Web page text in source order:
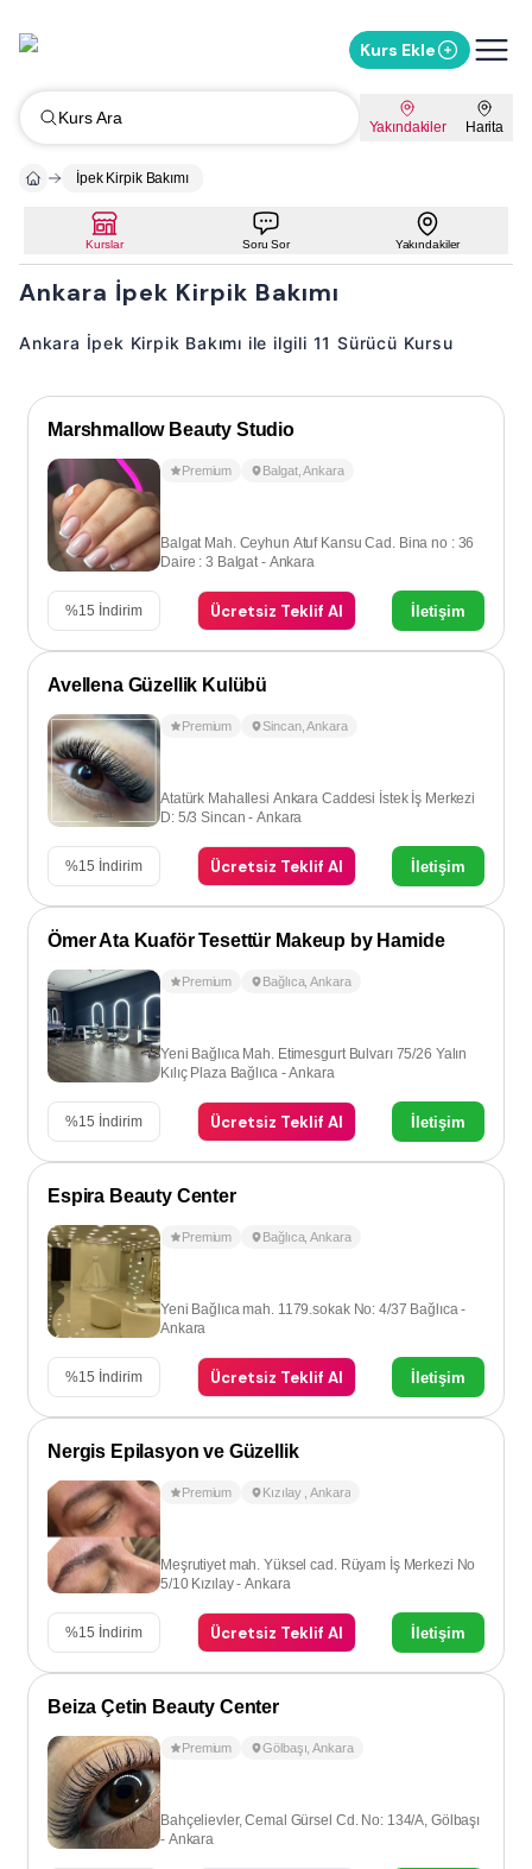
Kurs Ekle
Kurs Ara Yakındakiler Harita
İpek Kirpik Bakımı
Kurslar Soru Sor Yakındakiler
Ankara İpek Kirpik Bakımı
Ankara İpek Kirpik Bakımı ile ilgili 11 Sürücü Kursu
Marshmallow Beauty Studio
Premium Balgat,Ankara
Balgat Mah. Ceyhun Atuf Kansu Cad. Bina no : 36
Daire : 3 Balgat - Ankara
%15 İndirim Ücretsiz Teklif Al İletişim
Avellena Güzellik Kulübü
Premium Sincan,Ankara
Atatürk Mahallesi Ankara Caddesi İstek İş Merkezi
D: 5/3 Sincan - Ankara
%15 İndirim Ücretsiz Teklif Al İletişim
Ömer Ata Kuaför Tesettür Makeup by Hamide
Premium Bağlıca,Ankara
Yeni Bağlıca Mah. Etimesgurt Bulvarı 75/26 Yalın
Kılıç Plaza Bağlıca - Ankara
%15 İndirim Ücretsiz Teklif Al İletişim
Espira Beauty Center
Premium Bağlıca,Ankara
Yeni Bağlıca mah. 1179.sokak No: 4/37 Bağlıca -
Ankara
%15 İndirim Ücretsiz Teklif Al İletişim
Nergis Epilasyon ve Güzellik
Premium Kızılay ,Ankara
Meşrutiyet mah. Yüksel cad. Rüyam İş Merkezi No
5/10 Kızılay - Ankara
%15 İndirim Ücretsiz Teklif Al İletişim
Beiza Çetin Beauty Center
Premium Gölbaşı ,Ankara
Bahçelievler, Cemal Gürsel Cd. No: 134/A, Gölbaşı
- Ankara